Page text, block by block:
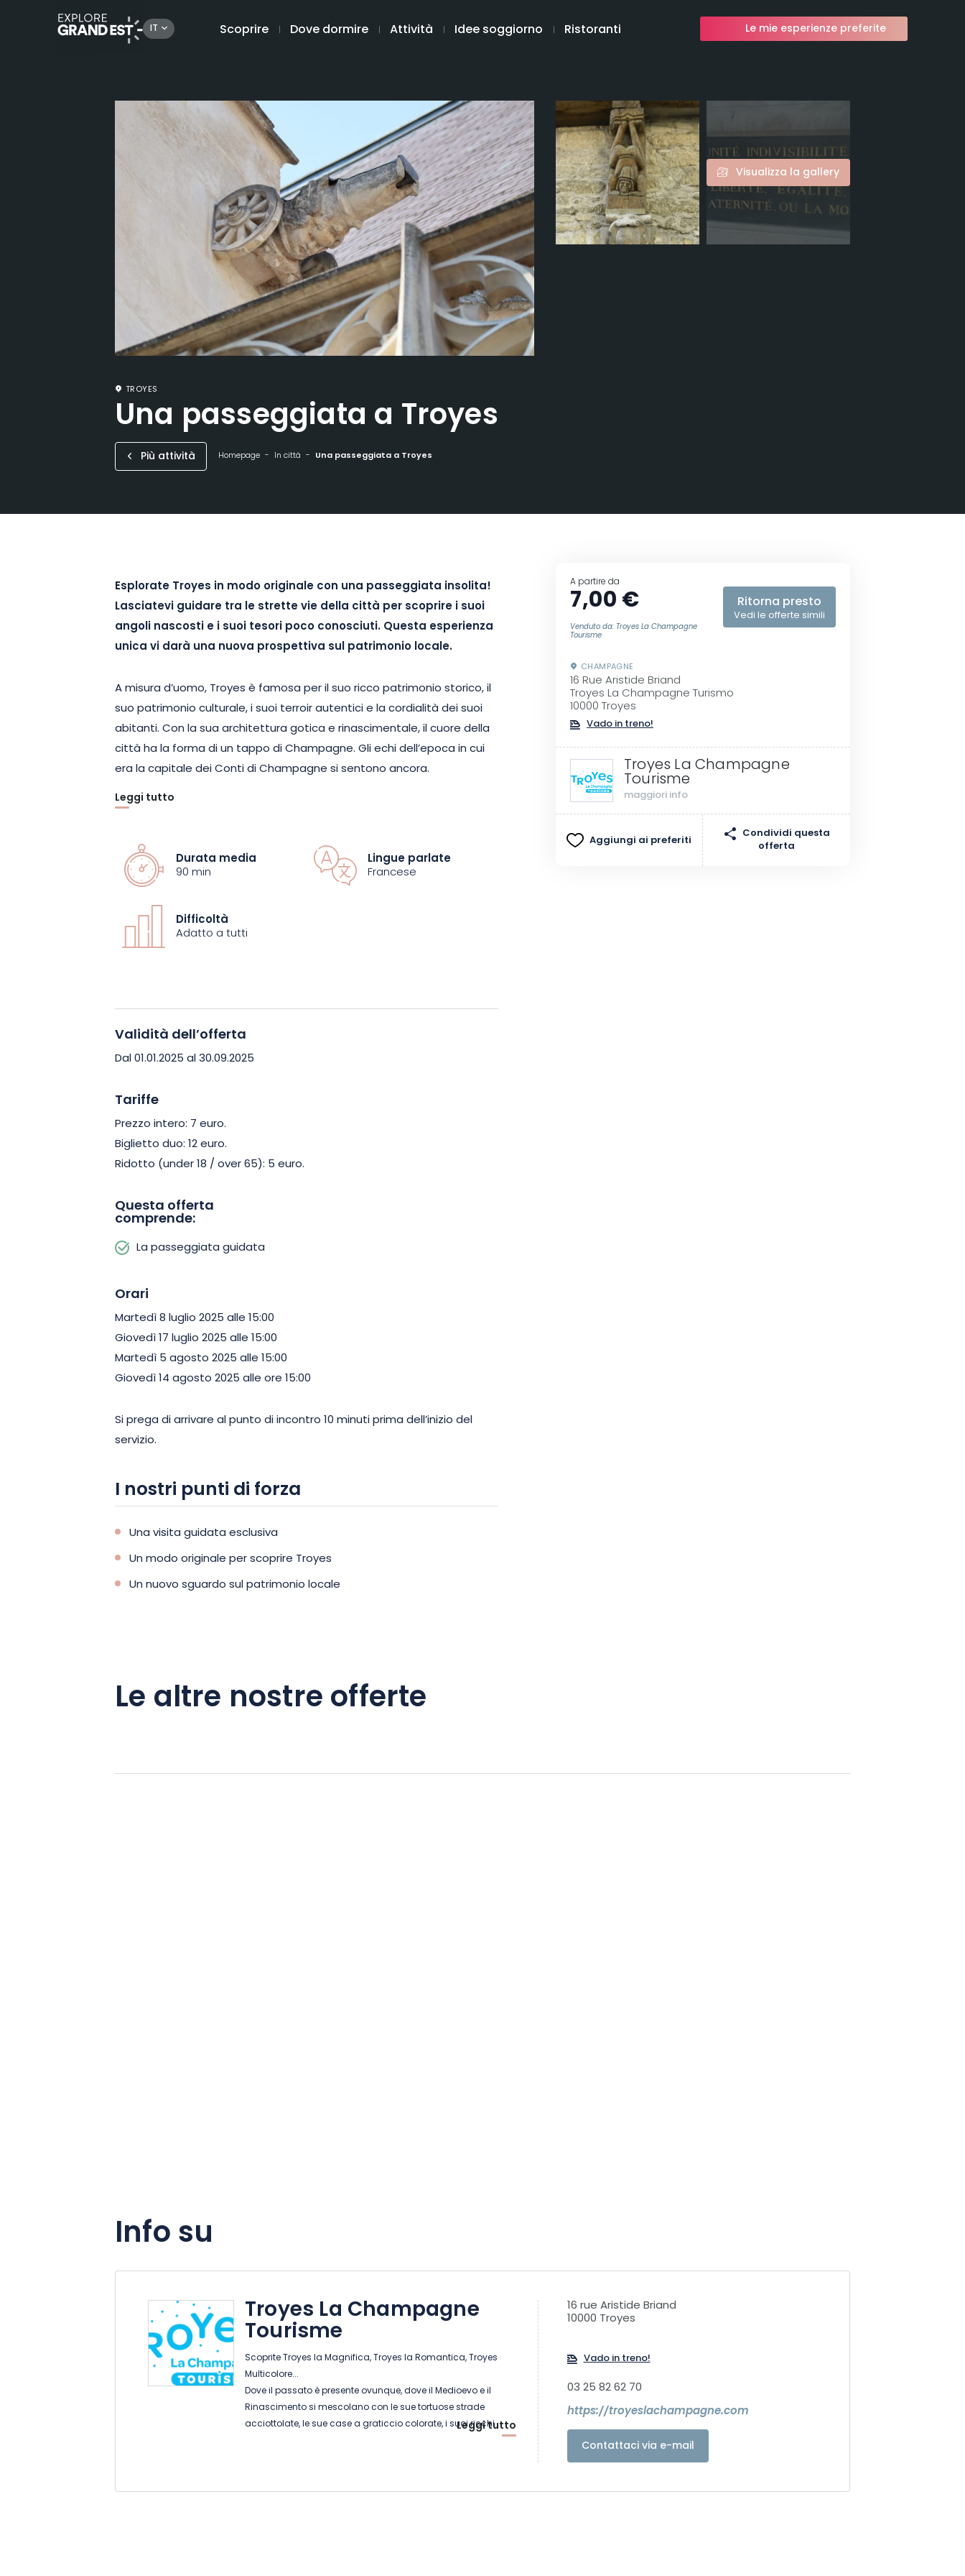
IT Scoprire Dove dormire Attività Idee soggiorno Ristoranti Le mie esperienze preferite
Visualizza la gallery
TROYES
Una passeggiata a Troyes
Più attività Homepage In città Una passeggiata a Troyes
Esplorate Troyes in modo originale con una passeggiata insolita!
Lasciatevi guidare tra le strette vie della città per scoprire i suoi
angoli nascosti e i suoi tesori poco conosciuti. Questa esperienza
unica vi darà una nuova prospettiva sul patrimonio locale.
A misura d’uomo, Troyes è famosa per il suo ricco patrimonio storico, il
suo patrimonio culturale, i suoi terroir autentici e la cordialità dei suoi
abitanti. Con la sua architettura gotica e rinascimentale, il cuore della
città ha la forma di un tappo di Champagne. Gli echi dell’epoca in cui
era la capitale dei Conti di Champagne si sentono ancora.
Visitando Troyes, sarete trasportati nel Medioevo e rivivrete
patrimonio eccezionale. Case colorate e affascinanti, con il loro
accento circonflesso, palazzi del XVI secolo, chiese graziose, cortili
nascosti e strade strette… Ogni angolo di strada rivela una
sfaccettatura della storia e della cultura della città.
Questa insolita passeggiata vi guiderà lungo un itinerario unico. Lungo il
plasmato la città!
Non perdete l’occasione di (ri)scoprire Troyes sotto una luce
le bellezze nascoste di questa città storica!
Leggi tutto
Durata media
90 min
Lingue parlate
Francese
Difficoltà
Adatto a tutti
Validità dell’offerta
Dal 01.01.2025 al 30.09.2025
Tariffe
Prezzo intero: 7 euro.
Biglietto duo: 12 euro.
Ridotto (under 18 / over 65): 5 euro.
Questa offerta
comprende:
La passeggiata guidata
Orari
Martedì 8 luglio 2025 alle 15:00
Giovedì 17 luglio 2025 alle 15:00
Martedì 5 agosto 2025 alle 15:00
Giovedì 14 agosto 2025 alle ore 15:00
Si prega di arrivare al punto di incontro 10 minuti prima dell’inizio del
servizio.
I nostri punti di forza
Una visita guidata esclusiva
Un modo originale per scoprire Troyes
Un nuovo sguardo sul patrimonio locale
A partire da
7,00 €
Venduto da: Troyes La Champagne
Tourisme
Ritorna presto
Vedi le offerte simili
CHAMPAGNE
16 Rue Aristide Briand
Troyes La Champagne Turismo
10000 Troyes
Vado in treno!
Troyes La Champagne
Tourisme
maggiori info
Aggiungi ai preferiti
Condividi questa
offerta
Le altre nostre offerte
Info su
Troyes La Champagne
Tourisme
Scoprite Troyes la Magnifica, Troyes la Romantica, Troyes
Multicolore...
Dove il passato è presente ovunque, dove il Medioevo e il
Rinascimento si mescolano con le sue tortuose strade
acciottolate, le sue case a graticcio colorate, i suoi ricchi
la sua giovinezza...
Leggi tutto
16 rue Aristide Briand
10000 Troyes
Vado in treno!
03 25 82 62 70
https://troyeslachampagne.com
Contattaci via e-mail